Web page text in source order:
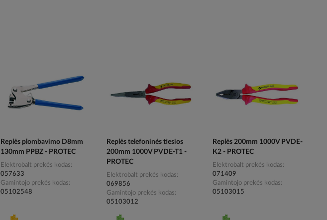
Replės plombavimo D8mm
130mm PPBZ - PROTEC
Elektrobalt prekės kodas
057633
Gamintojo prekės kodas
05102548
Replės telefoninės tiesios
200mm 1000V PVDE-T1 -
PROTEC
Elektrobalt prekės kodas
069856
Gamintojo prekės kodas
05103012
Replės 200mm 1000V PVDE-
K2 - PROTEC
Elektrobalt prekės kodas
071409
Gamintojo prekės kodas
05103015